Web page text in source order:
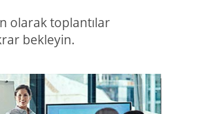
olarak toplantılar
bekleyin.